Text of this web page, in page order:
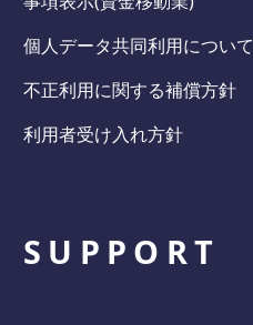
個人データ共同利用について
不正利用に関する補償方針
利用者受け入れ方針
SUPPORT